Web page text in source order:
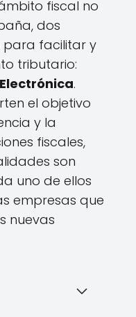
fiscal no
dos
para facilitar y
tributario:
.
el objetivo
y la
fiscales,
son
uno de ellos
empresas que
nuevas